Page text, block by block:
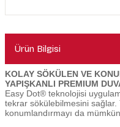
Ürün Bilgisi
KOLAY SÖKÜLEN VE
YAPIŞKANLI PREMIUM
Easy Dot® teknolojisi
tekrar sökülebilmesini sağlar.
konumlandırmayı da